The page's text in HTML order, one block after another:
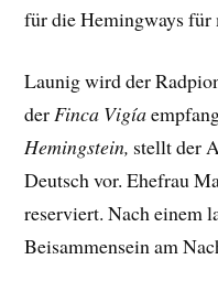
für die Hemingways für
Launig wird der
derFinca Vigía
Hemingstein, stellt der
Deutsch vor. Ehefrau
reserviert. Nach einem
Beisammensein am